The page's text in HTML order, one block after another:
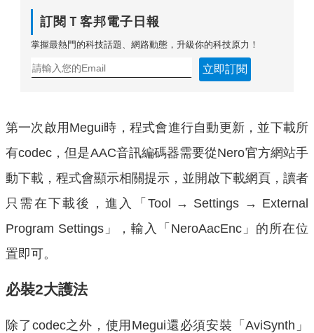
訂閱Ｔ客邦電子日報
掌握最熱門的科技話題、網路動態，升級你的科技原力！
立即訂閱
第一次啟用Megui時，程式會進行自動更新，並下載所
有codec，但是AAC音訊編碼器需要從Nero官方網站手
動下載，程式會顯示相關提示，並開啟下載網頁，讀者
只需在下載後，進入「Tool → Settings → External
Program Settings」，輸入「NeroAacEnc」的所在位
置即可。
必裝2大護法
除了codec之外，使用Megui還必須安裝「AviSynth」